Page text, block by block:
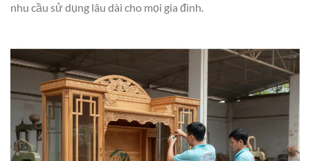
nhu cầu sử dụng lâu dài cho mọi gia đình.